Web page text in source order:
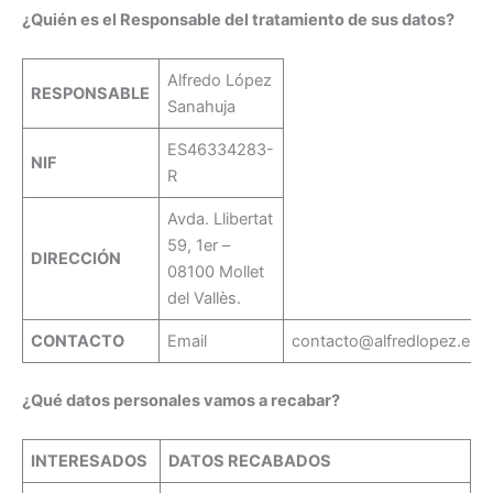
¿Quién es el Responsable del tratamiento de sus datos?
RESPONSABLE
Alfredo López
Sanahuja
NIF
ES46334283-
R
DIRECCIÓN
Avda. Llibertat
59, 1er –
08100 Mollet
del Vallès.
CONTACTO Email contacto@alfredlopez.es
¿Qué datos personales vamos a recabar?
INTERESADOS DATOS RECABADOS